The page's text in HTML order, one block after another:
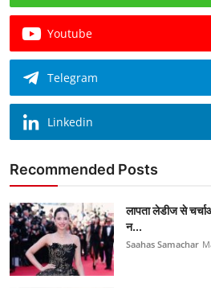
Youtube
Telegram
Linkedin
Recommended Posts
लापता लेडीज से
न...
Saahas Samachar